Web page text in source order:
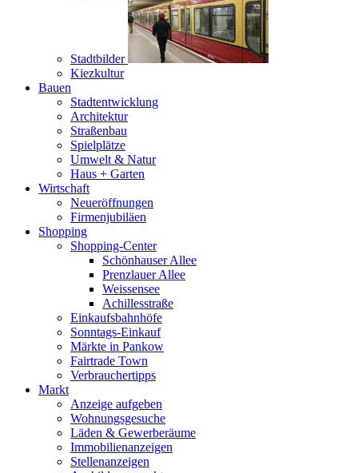
Stadtbilder
Kiezkultur
Bauen
Stadtentwicklung
Architektur
Straßenbau
Spielplätze
Umwelt & Natur
Haus + Garten
Wirtschaft
Neueröffnungen
Firmenjubiläen
Shopping
Shopping-Center
Schönhauser Allee
Prenzlauer Allee
Weissensee
Achillesstraße
Einkaufsbahnhöfe
Sonntags-Einkauf
Märkte in Pankow
Fairtrade Town
Verbrauchertipps
Markt
Anzeige aufgeben
Wohnungsgesuche
Läden & Gewerberäume
Immobilienanzeigen
Stellenanzeigen